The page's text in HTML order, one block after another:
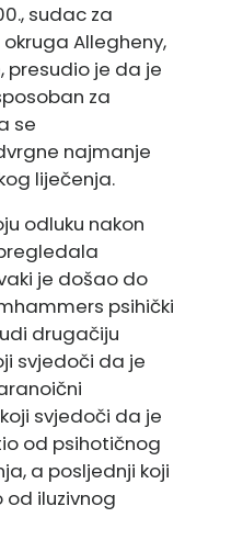
sudac za
Allegheny,
presudio je da je
za
se
najmanje
liječenja.
odluku nakon
je došao do
psihički
drugačiju
svjedoči da je
svjedoči da je
od psihotičnog
a posljednji koji
iluzivnog